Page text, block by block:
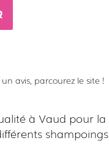
avis, parcourez le site !
à Vaud pour la
shampoings